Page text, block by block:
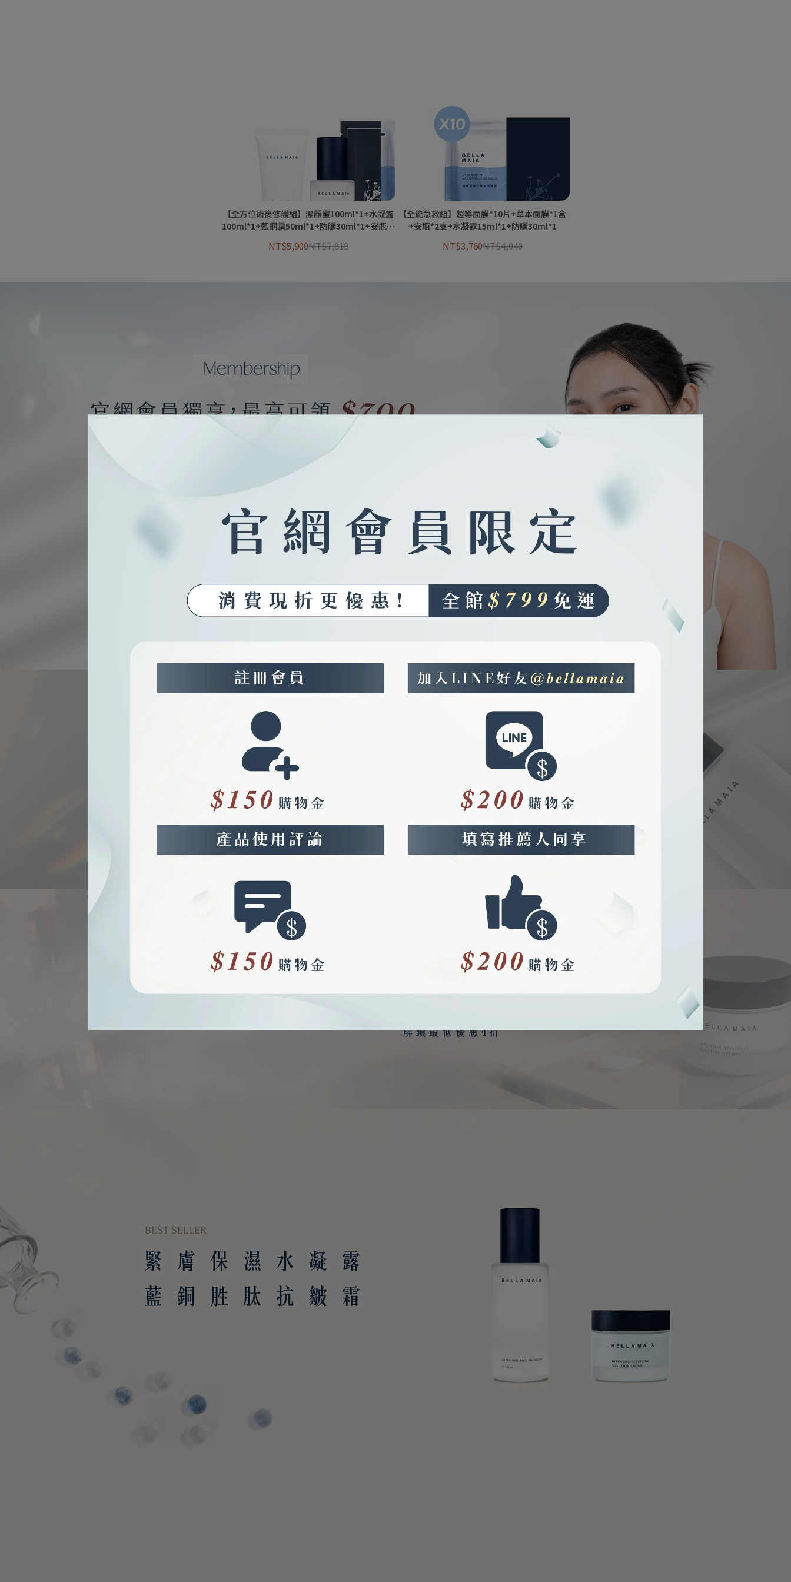
【全方位術後修護組】潔顏蜜100ml*1+水凝露
100ml*1+藍銅霜50ml*1+防曬30ml*1+安瓶*1
15ml*1
NT$5,900NT$7,818
【全能急救組】超導面膜*10片+草本面膜*1盒
+安瓶*2支+水凝露15ml*1+防曬30ml*1
NT$3,760NT$4,040